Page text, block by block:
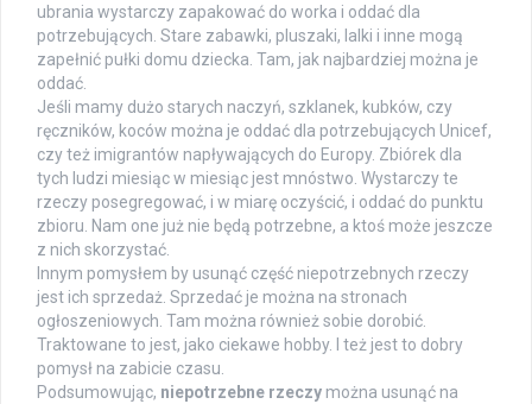
ubrania wystarczy zapakować do worka i oddać dla
potrzebujących. Stare zabawki, pluszaki, lalki i inne mogą
zapełnić pułki domu dziecka. Tam, jak najbardziej można je
oddać.
Jeśli mamy dużo starych naczyń, szklanek, kubków, czy
ręczników, koców można je oddać dla potrzebujących Unicef,
czy też imigrantów napływających do Europy. Zbiórek dla
tych ludzi miesiąc w miesiąc jest mnóstwo. Wystarczy te
rzeczy posegregować, i w miarę oczyścić, i oddać do punktu
zbioru. Nam one już nie będą potrzebne, a ktoś może jeszcze
z nich skorzystać.
Innym pomysłem by usunąć część niepotrzebnych rzeczy
jest ich sprzedaż. Sprzedać je można na stronach
ogłoszeniowych. Tam można również sobie dorobić.
Traktowane to jest, jako ciekawe hobby. I też jest to dobry
pomysł na zabicie czasu.
Podsumowując, niepotrzebne rzeczy można usunąć na